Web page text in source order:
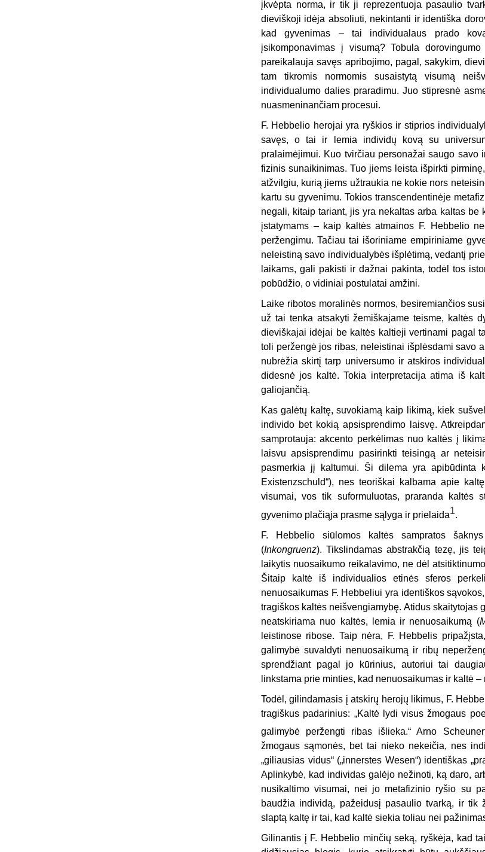
įkvėpta norma, ir tik ji reprezentuoja pasaulio
dieviškoji idėja absoliuti, nekintanti ir identiška
kad gyvenimas – tai individualaus prado
įsikomponavimas į visumą? Tobula
pareikalauja savęs apribojimo, pagal, sakykim,
tam tikromis normomis susaistytą visumą
individualumo dalies praradimu. Juo stipresnė
nuasmeninančiam procesui.
F. Hebbelio herojai yra ryškios ir stiprios
savęs, o tai ir lemia individų kovą su
pralaimėjimui. Kuo tvirčiau personažai saugo
fizinis sunaikinimas. Tuo jiems leista išpirkti
atžvilgiu, kurią jiems užtraukia ne kokie nors
kartu su gyvenimu. Tokios transcendentinėje
negali, kitaip tariant, jis yra nekaltas arba kaltas
įstatymams – kaip kaltės atmainos F. Hebbelio
peržengimu. Tačiau tai išoriniame empiriniame
neleistiną savo individualybės išplėtimą, vedantį
laikams, gali pakisti ir dažnai pakinta, todėl tos
pobūdžio, o vidiniai postulatai amžini.
Laike ribotos moralinės normos, besiremiančios
už tai tenka atsakyti žemiškajame teisme, kaltės
dieviškajai idėjai be kaltės kaltieji vertinami pagal
toli peržengė jos ribas, neleistinai išplėsdami savo
nubrėžia skirtį tarp universumo ir atskiros
didesnė jos kaltė. Tokia interpretacija atima iš
galiojančią.
Kas galėtų kaltę, suvokiamą kaip likimą, kiek
individo bet kokią apsisprendimo laisvę.
samprotauja: akcento perkėlimas nuo kaltės į
laisvu apsisprendimu pasirinkti teisingą ar
pasmerkia jį kaltumui. Ši dilema yra apibūdinta
Existenzschuld“), nes teoriškai kalbama apie
visumai, vos tik suformuluotas, praranda kaltės
gyvenimo plačiąja prasme sąlyga ir prielaida1.
F. Hebbelio siūlomos kaltės sampratos
(Inkongruenz). Tikslindamas abstrakčią tezę, jis
laikytis nuosaikumo reikalavimo, ne dėl
Šitaip kaltė iš individualios etinės sferos
nenuosaikumas F. Hebbeliui yra identiškos
tragiškos kaltės neišvengiamybę. Atidus
neatskiriama nuo kaltės, lemia ir nenuosaikumą (
leistinose ribose. Taip nėra, F. Hebbelis
galimybė suvaldyti nenuosaikumą ir ribų
sprendžiant pagal jo kūrinius, autoriui tai
linkstama prie minties, kad nenuosaikumas ir kaltė
Todėl, gilindamasis į atskirų herojų likimus, F.
tragiškus padarinius: „Kaltė lydi visus žmogaus
galimybė peržengti ribas išlieka.“ Arno
žmogaus sąmonės, bet tai nieko nekeičia, nes
„giliausias vidus“ („innerstes Wesen“) identiškas
Aplinkybė, kad individas galėjo nežinoti, ką daro,
nusikaltimo visumai, nei jo metafizinio ryšio su
baudžia individą, pažeidusį pasaulio tvarką, ir
slaptą kaltę ir tai, kad kaltė siekia toliau nei
Gilinantis į F. Hebbelio minčių seką, ryškėja, kad